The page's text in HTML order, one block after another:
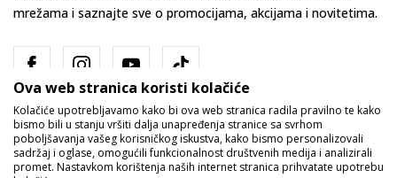
mrežama i saznajte sve o promocijama, akcijama i novitetima.
Ova web stranica koristi kolačiće
Kolačiće upotrebljavamo kako bi ova web stranica radila pravilno te kako
bismo bili u stanju vršiti dalja unapređenja stranice sa svrhom
poboljšavanja vašeg korisničkog iskustva, kako bismo personalizovali
sadržaj i oglase, omogućili funkcionalnost društvenih medija i analizirali
promet. Nastavkom korištenja naših internet stranica prihvatate upotrebu